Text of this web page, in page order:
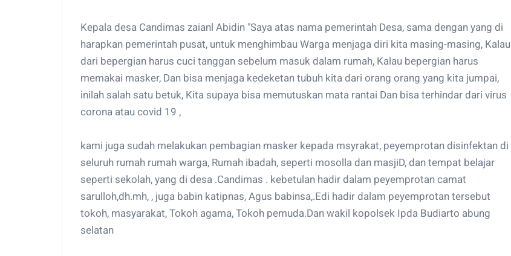
Kepala desa Candimas zaianl Abidin "Saya atas nama pemerintah Desa, sama dengan yang di
harapkan pemerintah pusat, untuk menghimbau Warga menjaga diri kita masing-masing, Kalau
dari bepergian harus cuci tanggan sebelum masuk dalam rumah, Kalau bepergian harus
memakai masker, Dan bisa menjaga kedeketan tubuh kita dari orang orang yang kita jumpai,
inilah salah satu betuk, Kita supaya bisa memutuskan mata rantai Dan bisa terhindar dari virus
corona atau covid 19 ,
kami juga sudah melakukan pembagian masker kepada msyrakat, peyemprotan disinfektan di
seluruh rumah rumah warga, Rumah ibadah, seperti mosolla dan masjiD, dan tempat belajar
seperti sekolah, yang di desa .Candimas . kebetulan hadir dalam peyemprotan camat
sarulloh,dh.mh, , juga babin katipnas, Agus babinsa,.Edi hadir dalam peyemprotan tersebut
tokoh, masyarakat, Tokoh agama, Tokoh pemuda.Dan wakil kopolsek Ipda Budiarto abung
selatan